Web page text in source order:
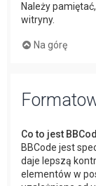
Należy
witryny.
Na górę
Co to jest
BBCode jest
daje lepszą
elementów w